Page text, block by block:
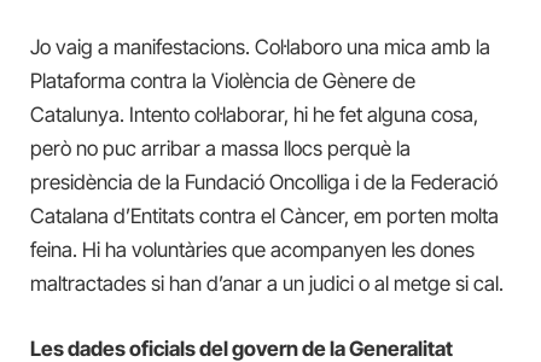
Jo vaig a manifestacions. Col·laboro una mica amb la
Plataforma contra la Violència de Gènere de
Catalunya. Intento col·laborar, hi he fet alguna cosa,
però no puc arribar a massa llocs perquè la
presidència de la Fundació Oncolliga i de la Federació
Catalana d’Entitats contra el Càncer, em porten molta
feina. Hi ha voluntàries que acompanyen les dones
maltractades si han d’anar a un judici o al metge si cal.
Les dades oficials del govern de la Generalitat